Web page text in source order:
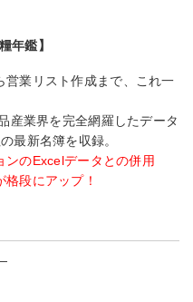
年鑑】
営業リスト作成まで、これ一
産業界を完全網羅したデータ
最新名簿を収録。
ンのExcelデータとの併用
格段にアップ！